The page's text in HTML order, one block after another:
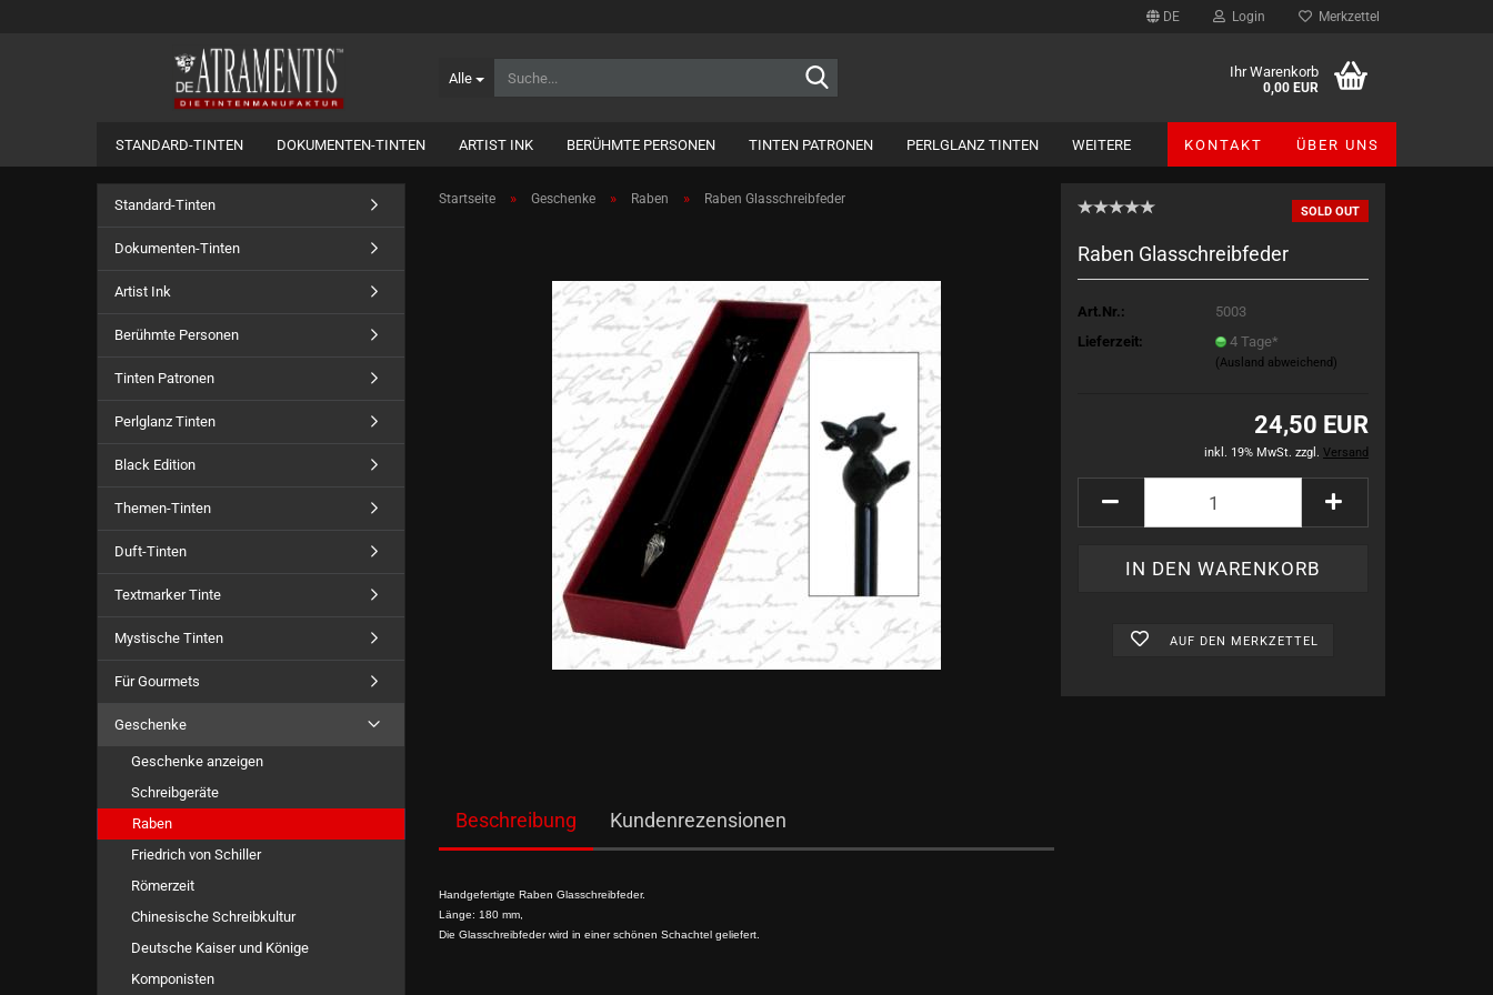
DE Login Merkzettel
Alle Ihr Warenkorb
0,00 EUR
STANDARD-TINTEN DOKUMENTEN-TINTEN ARTIST INK BERÜHMTE PERSONEN TINTEN PATRONEN PERLGLANZ TINTEN KONTAKT ÜBER UNS
WEITERE
Feiertage
Mystische Tinten anzeigen
Hexen und Zauberer
Geschenke anzeigen
Startseite » Geschenke » Raben » Raben Glasschreibfeder
SOLD OUT
Raben Glasschreibfeder
Art.Nr.:
5003
Lieferzeit:
4 Tage*
(Ausland abweichend)
24,50 EUR
inkl. 19% MwSt. zzgl. Versand
AUF DEN MERKZETTEL
Beschreibung Kundenrezensionen
Handgefertigte Raben Glasschreibfeder.
Länge: 180 mm,
Die Glasschreibfeder wird in einer schönen Schachtel geliefert.
Standard-Tinten
Dokumenten-Tinten
Artist Ink
Berühmte Personen
Tinten Patronen
Perlglanz Tinten
Black Edition
Themen-Tinten
Duft-Tinten
Textmarker Tinte
Mystische Tinten
Für Gourmets
Geschenke
Geschenke anzeigen
Schreibgeräte
Raben
Friedrich von Schiller
Römerzeit
Chinesische Schreibkultur
Deutsche Kaiser und Könige
Komponisten